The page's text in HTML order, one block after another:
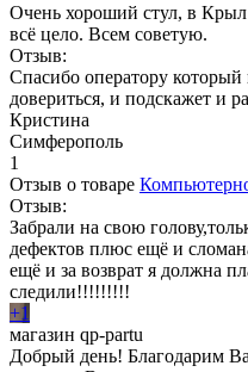
Очень хороший стул, в
всё цело. Всем советую.
Отзыв:
Спасибо оператору
довериться, и подскажет и
Кристина
Симферополь
1
Отзыв о товаре
Отзыв:
Забрали на свою
дефектов плюс ещё и
ещё и за возврат я должна
следили!!!!!!!!!
+1
магазин qp-partu
Добрый день! Благодарим